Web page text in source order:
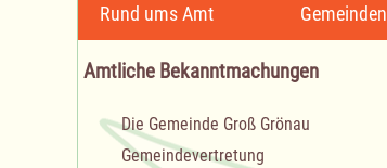
Navigation
überspringen
Rund ums Amt Gemeinden
Amtliche Bekanntmachungen
Navigation
überspringen
Die Gemeinde Groß Grönau
Gemeindevertretung